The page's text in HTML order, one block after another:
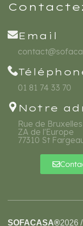
Email
01 81 74 33 70
Notre
Rue de Bruxelles
ZA de l'Europe
77310 St
SOFACASA®2026 /